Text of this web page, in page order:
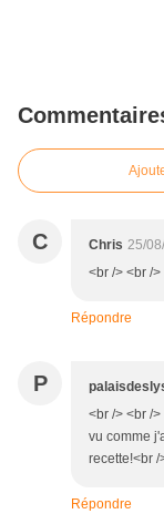
C Chris 25/
<br /> <br /
Répondre
P
<br /> <br /
vu comme
recette!<br /
Répondre